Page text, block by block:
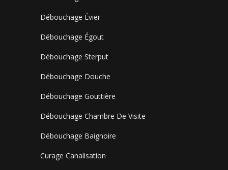
Débouchage Évier
Débouchage Égout
Débouchage Sterput
Débouchage Douche
Débouchage Gouttière
Débouchage Chambre De Visite
Débouchage Baignoire
Curage Canalisation